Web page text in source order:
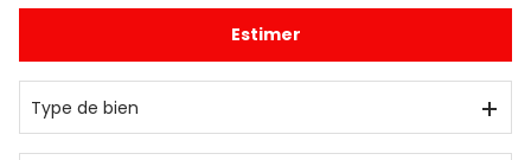
De l'immo pro
Estimer
Type de bien